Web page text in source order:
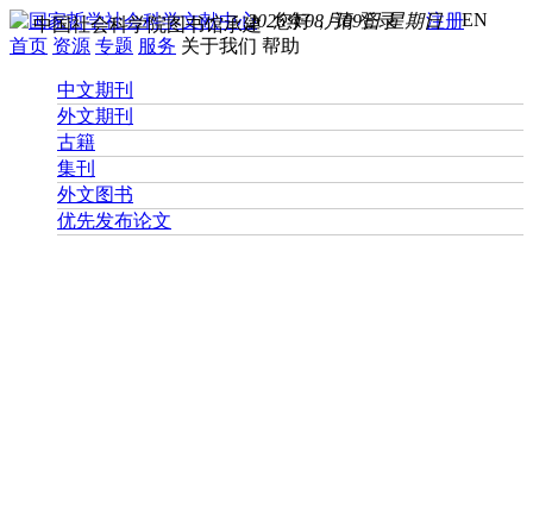
您好， 请登录 注册EN
2026年08月09日 星期日
中国社会科学院图书馆承建
首页 资源 专题 服务 关于我们 帮助
中文期刊
外文期刊
古籍
集刊
外文图书
优先发布论文